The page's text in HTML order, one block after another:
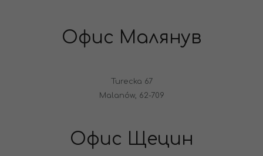
Офис Малянув
Turecka 67
Malanów, 62-709
Офис Щецин